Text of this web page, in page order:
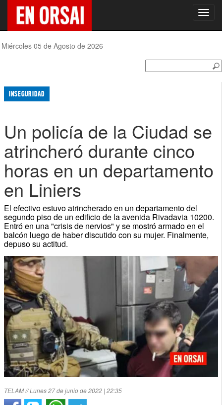
Miércoles 05 de Agosto de 2026
INSEGURIDAD
Un policía de la Ciudad se
atrincheró durante cinco
horas en un departamento
en Liniers
El efectivo estuvo atrincherado en un departamento del
segundo piso de un edificio de la avenida Rivadavia 10200.
Entró en una "crisis de nervios" y se mostró armado en el
balcón luego de haber discutido con su mujer. Finalmente,
depuso su actitud.
TELAM // Lunes 27 de junio de 2022 | 22:35